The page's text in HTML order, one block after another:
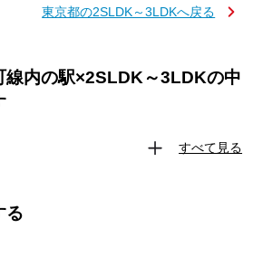
東京都の2SLDK～3LDKへ戻る
線内の駅×2SLDK～3LDKの中
すべて見る
る